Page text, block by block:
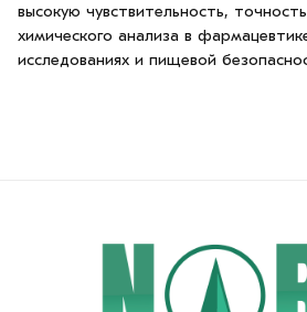
высокую чувствительность,
химического анализа в
исследованиях и пищевой